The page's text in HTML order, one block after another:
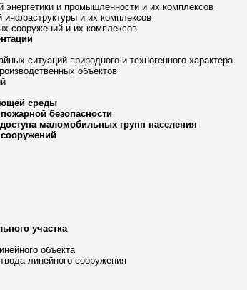
энергетики и промышленности и их комплексов
инфраструктуры и их комплексов
сооружений и их комплексов
ситуаций природного и техногенного характера
объектов
среды
безопасности
маломобильных групп населения
участка
объекта
линейного сооружения